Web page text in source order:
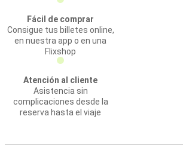
Fácil de comprar
Consigue tus billetes online,
en nuestra app o en una
Flixshop
Atención al cliente
Asistencia sin
complicaciones desde la
reserva hasta el viaje